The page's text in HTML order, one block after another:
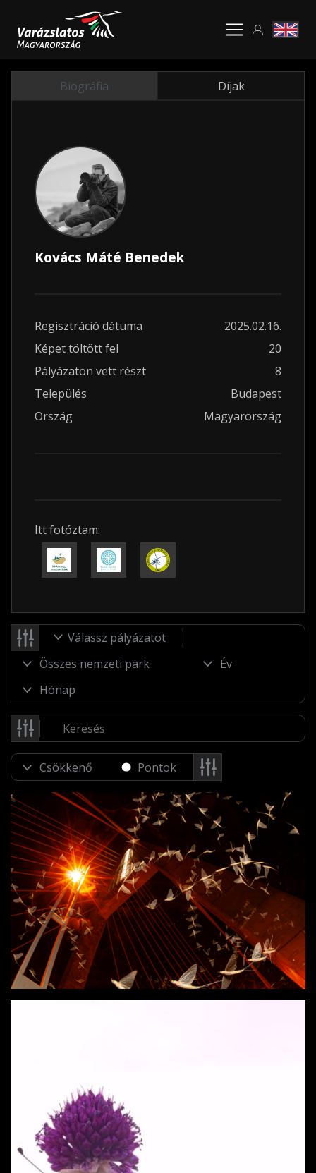
Biográfia Díjak
Kovács Máté Benedek
Regisztráció dátuma
2025.02.16.
Képet töltött fel
20
Pályázaton vett részt
8
Település
Budapest
Ország
Magyarország
Itt fotóztam:
Válassz pályázatot
Pontok